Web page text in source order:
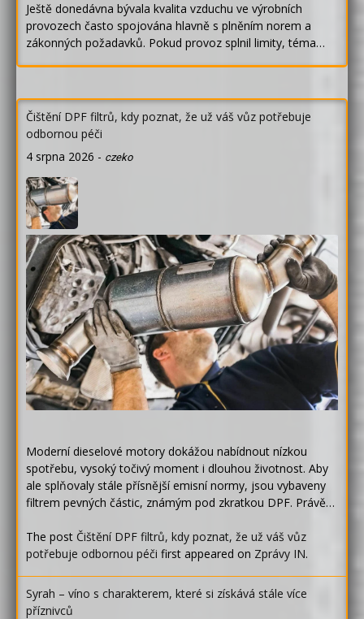
Ještě donedávna bývala kvalita vzduchu ve výrobních
provozech často spojována hlavně s plněním norem a
zákonných požadavků. Pokud provoz splnil limity, téma…
Čištění DPF filtrů, kdy poznat, že už váš vůz potřebuje
odbornou péči
4 srpna 2026 - czeko
Moderní dieselové motory dokážou nabídnout nízkou
spotřebu, vysoký točivý moment i dlouhou životnost. Aby
ale splňovaly stále přísnější emisní normy, jsou vybaveny
filtrem pevných částic, známým pod zkratkou DPF. Právě…
The post Čištění DPF filtrů, kdy poznat, že už váš vůz
potřebuje odbornou péči first appeared on Zprávy IN.
Syrah – víno s charakterem, které si získává stále více
příznivců